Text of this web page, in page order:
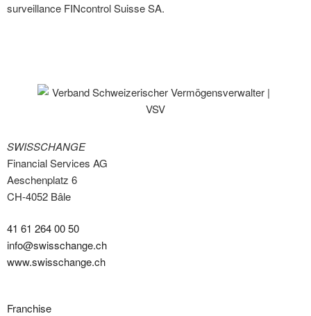
surveillance FINcontrol Suisse SA.
SWISSCHANGE
Financial Services AG
Aeschenplatz 6
CH-4052 Bâle
41 61 264 00 50
info@swisschange.ch
www.swisschange.ch
Franchise